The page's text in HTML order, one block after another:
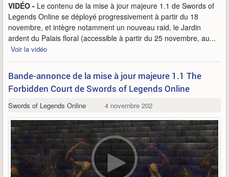
VIDÉO - Le contenu de la mise à jour majeure 1.1 de Swords of
Legends Online se déployé progressivement à partir du 18
novembre, et intègre notamment un nouveau raid, le Jardin
ardent du Palais floral (accessible à partir du 25 novembre, au...
Voir la vidéo
Bande-annonce de la mise à jour majeure 1.1 The
Forbidden Court de Swords of Legends Online
Swords of Legends Online 4 novembre 2021